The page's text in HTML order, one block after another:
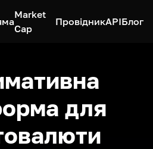
Market
Cap
ПровідникAPIБлог
для